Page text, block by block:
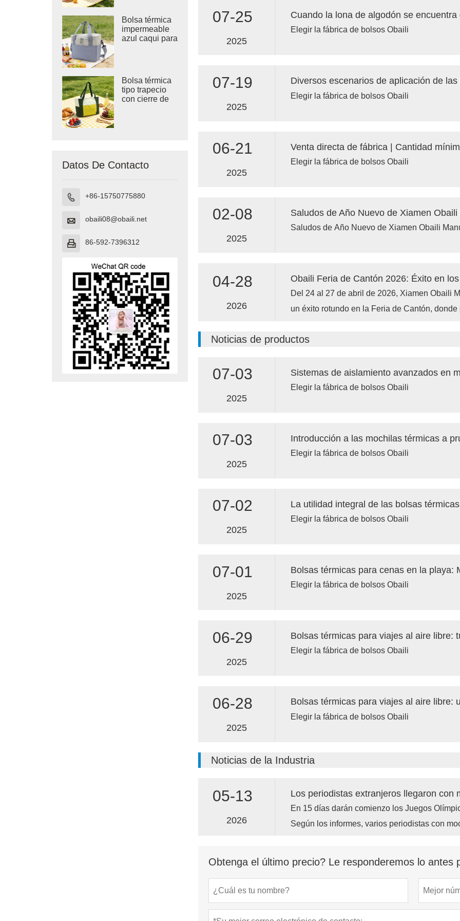
Bolsa térmica
impermeable
azul caqui para
Bolsa térmica
tipo trapecio
con cierre de
Datos De Contacto
 +86-15750775880
 obaili08@obaili.net
 86-592-7396312
07-25
2025
Elegir la fábrica de bolsos Obaili
07-19
2025
Diversos escenarios de aplicación de
Elegir la fábrica de bolsos Obaili
06-21
2025
Elegir la fábrica de bolsos Obaili
02-08
2025
Saludos de Año Nuevo de Xiamen Obaili
04-28
2026
Del 24 al 27 de abril de 2026, Xiamen Obaili
un éxito rotundo en la Feria de Cantón,
Durante cuatro días, recibimos más de 200
reparto y bolsas para reparto de alimentos
visitantes, y los compradores quedaron
en bicicleta y marcas de ropa y equipamiento
Noticias de productos
07-03
2025
Elegir la fábrica de bolsos Obaili
07-03
2025
Elegir la fábrica de bolsos Obaili
07-02
2025
Elegir la fábrica de bolsos Obaili
07-01
2025
Elegir la fábrica de bolsos Obaili
06-29
2025
Elegir la fábrica de bolsos Obaili
06-28
2025
Elegir la fábrica de bolsos Obaili
Noticias de la Industria
05-13
2026
En 15 días darán comienzo los Juegos
Según los informes, varios periodistas con
después, el equipo de prensa de los Juegos
regresó a su ciudad de origen, aún intacto.
Obtenga el último precio? Le responderemos lo antes